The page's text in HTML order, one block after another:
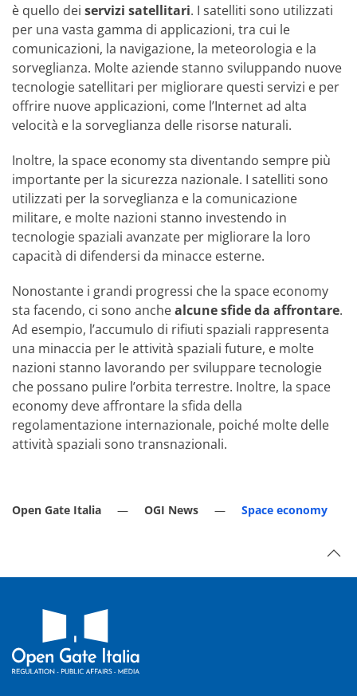
è quello dei servizi satellitari. I satelliti sono utilizzati
per una vasta gamma di applicazioni, tra cui le
comunicazioni, la navigazione, la meteorologia e la
sorveglianza. Molte aziende stanno sviluppando nuove
tecnologie satellitari per migliorare questi servizi e per
offrire nuove applicazioni, come l’Internet ad alta
velocità e la sorveglianza delle risorse naturali.
Inoltre, la space economy sta diventando sempre più
importante per la sicurezza nazionale. I satelliti sono
utilizzati per la sorveglianza e la comunicazione
militare, e molte nazioni stanno investendo in
tecnologie spaziali avanzate per migliorare la loro
capacità di difendersi da minacce esterne.
Nonostante i grandi progressi che la space economy
sta facendo, ci sono anchealcune sfide da affrontare.
Ad esempio, l’accumulo di rifiuti spaziali rappresenta
una minaccia per le attività spaziali future, e molte
nazioni stanno lavorando per sviluppare tecnologie
che possano pulire l’orbita terrestre. Inoltre, la space
economy deve affrontare la sfida della
regolamentazione internazionale, poiché molte delle
attività spaziali sono transnazionali.
Open Gate Italia OGI News Space economy